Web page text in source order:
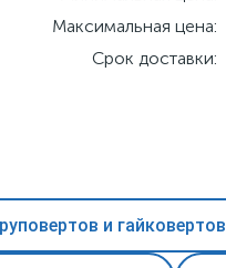
Максимальная цена:
Срок доставки:
и гайковертов